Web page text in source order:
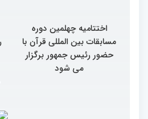
اختتامیه چهلمین دوره